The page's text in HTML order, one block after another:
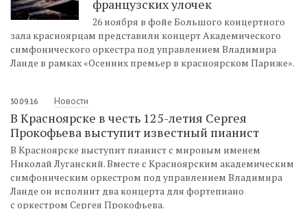
французских улочек
26 ноября в фойе Большого концертного
зала красноярцам представили концерт Академического
симфонического оркестра под управлением Владимира
Ланде в рамках «Осенних премьер в красноярском Париже».
30.09.16 Новости
В Красноярске в честь 125-летия Сергея
Прокофьева выступит известный пианист
В Красноярске выступит пианист с мировым именем
Николай Луганский. Вместе с Красноярским академическим
симфоническим оркестром под управлением Владимира
Ланде он исполнит два концерта для фортепиано
с оркестром Сергея Прокофьева.